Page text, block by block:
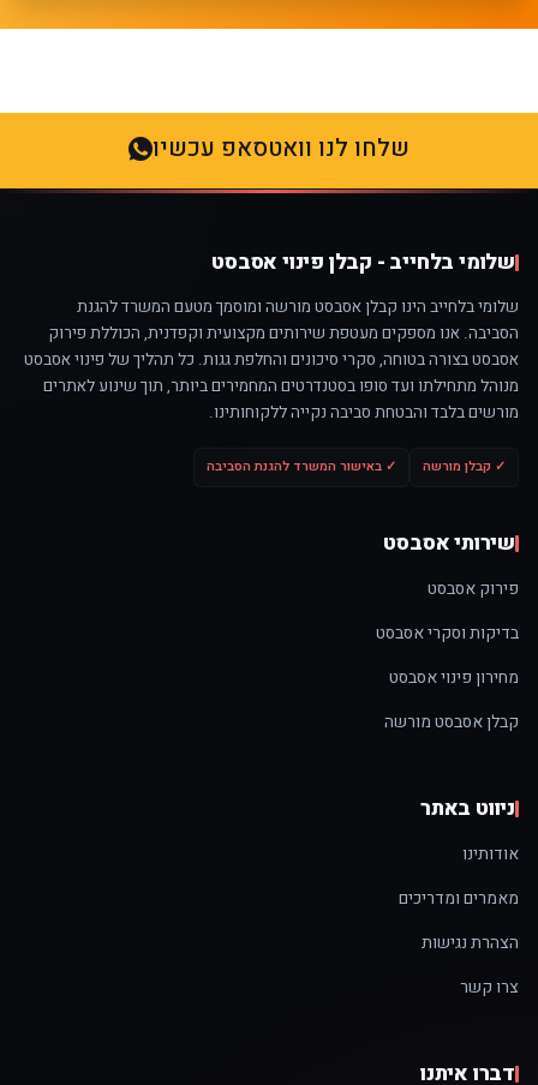
שלחו לנו וואטסאפ עכשיו
שלומי בלחייב - קבלן פינוי אסבסט
שלומי בלחייב הינו קבלן אסבסט מורשה ומוסמך מטעם המשרד להגנת
הסביבה. אנו מספקים מעטפת שירותים מקצועית וקפדנית, הכוללת פירוק
אסבסט בצורה בטוחה, סקרי סיכונים והחלפת גגות. כל תהליך של פינוי אסבסט
מנוהל מתחילתו ועד סופו בסטנדרטים המחמירים ביותר, תוך שינוע לאתרים
מורשים בלבד והבטחת סביבה נקייה ללקוחותינו.
✓ קבלן מורשה ✓ באישור המשרד להגנת הסביבה
שירותי אסבסט
פירוק אסבסט
בדיקות וסקרי אסבסט
מחירון פינוי אסבסט
קבלן אסבסט מורשה
ניווט באתר
אודותינו
מאמרים ומדריכים
הצהרת נגישות
צרו קשר
דברו איתנו